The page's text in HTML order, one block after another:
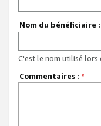
Nom du bénéficiaire :
C'est le nom utilisé
Commentaires : *